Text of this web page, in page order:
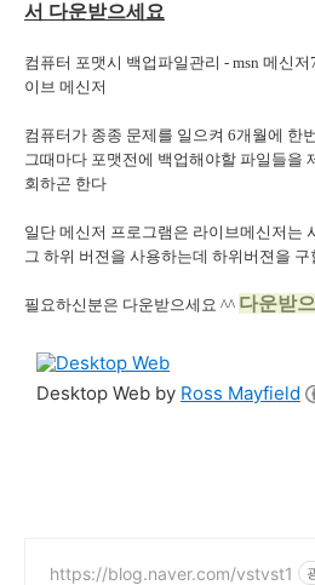
서 다운받으세요
컴퓨터 포맷시 백업파일관리 - msn 메신
이브 메신저
컴퓨터가 종종 문제를 일으켜 6개월에 한
그때마다 포맷전에 백업해야할 파일들을
회하곤 한다
일단 메신저 프로그램은 라이브메신저는
그 하위 버젼을 사용하는데 하위버젼을
필요하신분은 다운받으세요 ^^ 다운받
Desktop Web by Ross Mayfield
https://blog.naver.com/vstvst1